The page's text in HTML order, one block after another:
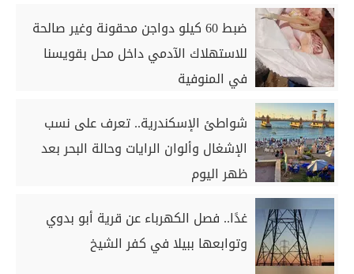
ضبط 60 كيلو دواجن محقونة وغير صالحة
للاستهلاك الآدمي داخل محل بقويسنا
في المنوفية
شواطئ الإسكندرية.. تعرف على نسب
الإشغال وألوان الرايات وحالة البحر بعد
ظهر اليوم
غدًا.. فصل الكهرباء عن قرية أبو بدوي
وتوابعها ببيلا في كفر الشيخ